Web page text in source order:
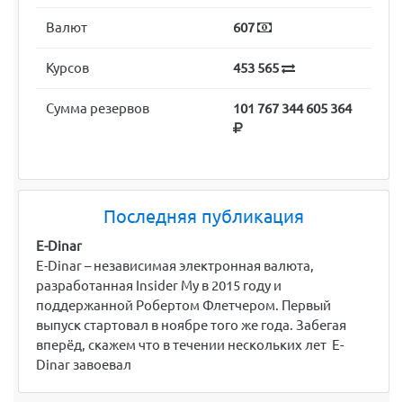
Валют 607
Курсов 453 565
Сумма резервов 101 767 344 605 364
Последняя публикация
E-Dinar
E-Dinar – независимая электронная валюта,
разработанная Insider My в 2015 году и
поддержанной Робертом Флетчером. Первый
выпуск стартовал в ноябре того же года. Забегая
вперёд, скажем что в течении нескольких лет E-
Dinar завоевал